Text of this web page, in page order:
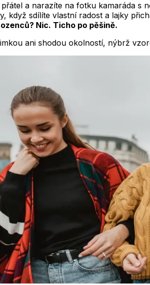
a narazíte na fotku kamaráda s
když sdílíte vlastní radost a lajky
Nic. Ticho po pěšině.
ani shodou okolností, nýbrž